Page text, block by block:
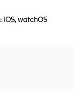
: iOS, watchOS